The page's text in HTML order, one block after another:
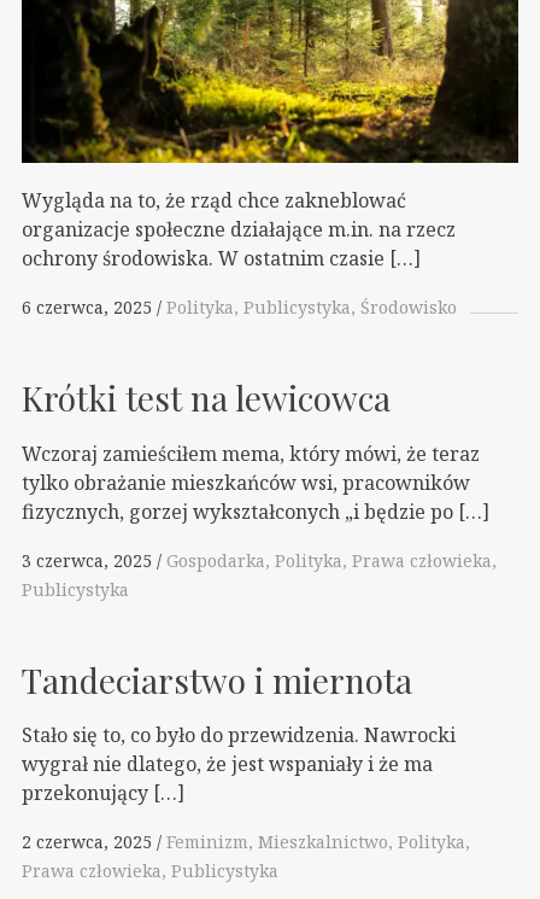
Wygląda na to, że rząd chce zakneblować
organizacje społeczne działające m.in. na rzecz
ochrony środowiska. W ostatnim czasie […]
6 czerwca, 2025 Polityka Publicystyka Środowisko
Krótki test na lewicowca
Wczoraj zamieściłem mema, który mówi, że teraz
tylko obrażanie mieszkańców wsi, pracowników
fizycznych, gorzej wykształconych „i będzie po […]
3 czerwca, 2025 Gospodarka Polityka Prawa człowieka
Publicystyka
Tandeciarstwo i miernota
Stało się to, co było do przewidzenia. Nawrocki
wygrał nie dlatego, że jest wspaniały i że ma
przekonujący […]
2 czerwca, 2025 Feminizm Mieszkalnictwo Polityka
Prawa człowieka Publicystyka